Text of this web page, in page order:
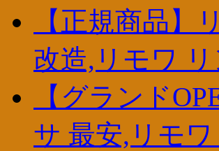
【正規商品
改造,リモワ
【グランド
サ 最安,リモ